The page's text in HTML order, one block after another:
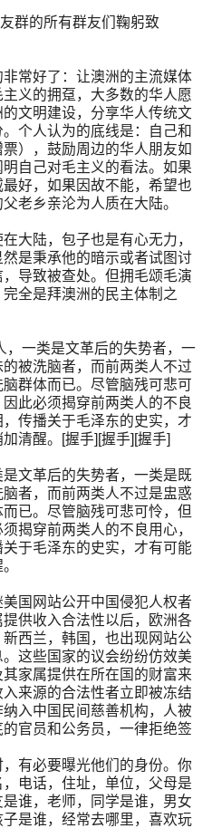
群的所有群友们鞠躬致
常好了：让澳洲的主流媒体
义的拥趸，大多数的华人愿
文明建设，分享华人传统文
个人认为的底线是：自己和
），鼓励周边的华人朋友如
自己对毛主义的看法。如果
好，如果因故不能，希望也
老乡亲沦为人质在大陆。
大陆，包子也是有心无力，
然是秉承他的暗示或者试图讨
导致被查处。但拥毛颂毛演
全是拜澳洲的民主体制之
，一类是文革后的失势者，一
被洗脑者，而前两类人不过
群体而已。尽管脑残可悲可
此必须揭穿前两类人的不良
传播关于毛泽东的史实，才
清醒。[握手][握手][握手]
文革后的失势者，一类是既
者，而前两类人不过是盅惑
已。尽管脑残可悲可怜，但
揭穿前两类人的不良用心，
于毛泽东的史实，才有可能
国网站公开中国侵犯人权者
供收入合法性以后，欧洲各
西兰，韩国，也出现网站公
这些国家的议会纷纷仿效美
家属提供在所在国的财富来
来源的合法性者立即被冻结
入中国民间慈善机构，人被
官员和公务员，一律拒绝签
有必要曝光他们的身份。你
电话，住址，单位，父母是
谁，老师，同学是谁，男女
是谁，经常去哪里，喜欢玩